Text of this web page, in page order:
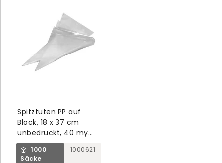
Spitztüten PP auf
Block, 18 x 37 cm
unbedruckt, 40 my
inkl. Lochung
1000
Säcke
1000621